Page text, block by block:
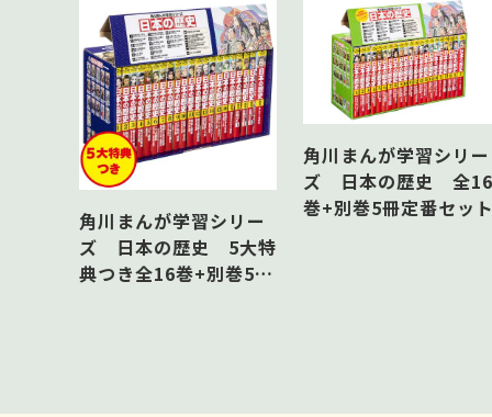
角川まんが学習シリー
ズ 日本の歴史 5大特
典つき全16巻+別巻5冊
角川まんが学習シリー
ズ 日本の歴史 全16
巻+別巻5冊定番セッ